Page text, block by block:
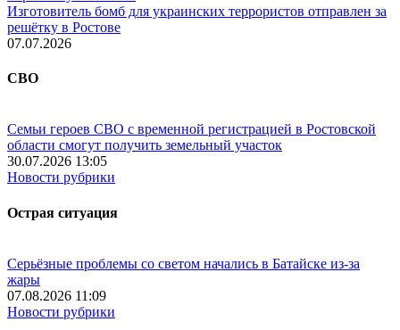
Изготовитель бомб для украинских террористов отправлен за
решётку в Ростове
07.07.2026
СВО
Семьи героев СВО с временной регистрацией в Ростовской
области смогут получить земельный участок
30.07.2026 13:05
Новости рубрики
Острая ситуация
Серьёзные проблемы со светом начались в Батайске из-за
жары
07.08.2026 11:09
Новости рубрики